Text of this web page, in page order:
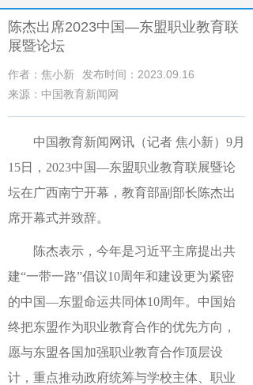
陈杰出席2023中国—东盟职业教育联
展暨论坛
作者：焦小新
发布时间：2023.09.16
来源：中国教育新闻网
中国教育新闻网讯（记者 焦小新）9月
15日，2023中国—东盟职业教育联展暨论
坛在广西南宁开幕，教育部副部长陈杰出
席开幕式并致辞。
陈杰表示，今年是习近平主席提出共
建“一带一路”倡议10周年和建设更为紧密
的中国—东盟命运共同体10周年。中国始
终把东盟作为职业教育合作的优先方向，
愿与东盟各国加强职业教育合作顶层设
计，重点推动政府统筹与学校主体、职业